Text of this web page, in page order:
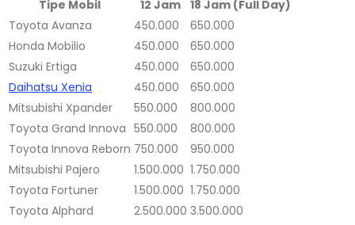
Tipe Mobil 12 Jam 18 Jam (Full Day)
Toyota Avanza
450.000
650.000
Honda Mobilio
450.000
650.000
Suzuki Ertiga
450.000
650.000
Daihatsu Xenia
450.000
650.000
Mitsubishi Xpander
550.000
800.000
Toyota Grand Innova 550.000
800.000
Toyota Innova Reborn 750.000
950.000
Mitsubishi Pajero
1.500.000 1.750.000
Toyota Fortuner
1.500.000 1.750.000
Toyota Alphard
2.500.000 3.500.000